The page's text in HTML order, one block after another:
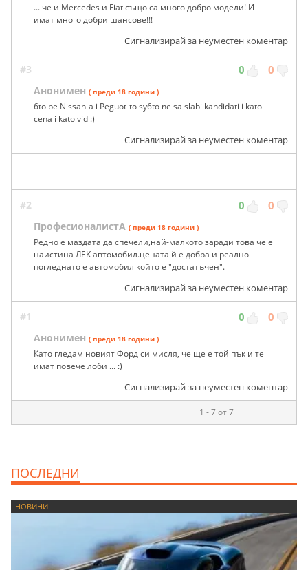
... че и Mercedes и Fiat също са много добро модели! И
имат много добри шансове!!!
Сигнализирай за неуместен коментар
#3 0 0
Анонимен ( преди 18 години )
6to be Nissan-a i Peguot-to sy6to ne sa slabi kandidati i kato
cena i kato vid :)
Сигнализирай за неуместен коментар
#2 0 0
ПрофесионалистА ( преди 18 години )
Редно е маздата да спечели,най-малкото заради това че е
наистина ЛЕК автомобил.цената й е добра и реално
погледнато е автомобил който е "достатъчен".
Сигнализирай за неуместен коментар
#1 0 0
Анонимен ( преди 18 години )
Като гледам новият Форд си мисля, че ще е той пък и те
имат повече лоби ... :)
Сигнализирай за неуместен коментар
1 - 7 от 7
ПОСЛЕДНИ
НОВИНИ